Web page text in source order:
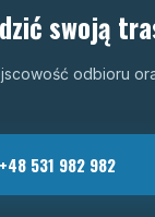
swoją
odbioru
+48 531 982 982